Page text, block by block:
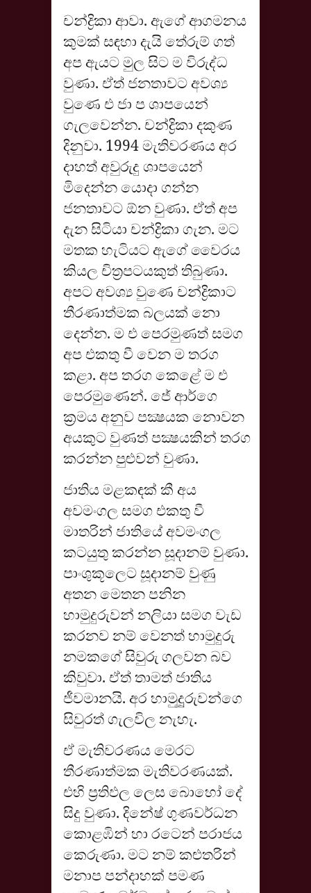
චන්ද්‍රිකා ආවා. ඇගේ ආගමනය
කුමක් සඳහා දැයි තේරුම් ගත්
අප ඇයට මුල සිට ම විරුද්ධ
වුණා. ඒත් ජනතාවට අවශ්‍ය
වුණෙ එ ජා ප ශාපයෙන්
ගැලවෙන්න. චන්ද්‍රිකා දකුණ
දිනුවා. 1994 මැතිවරණය අර
දාහත් අවුරුදු ශාපයෙන්
මිදෙන්න යොදා ගන්න
ජනතාවට ඕන වුණා. ඒත් අප
දැන සිටියා චන්ද්‍රිකා ගැන. මට
මතක හැටියට ඇගේ වෛරය
කියල චිත්‍රපටයකුත් තිබුණා.
අපට අවශ්‍ය වුණෙ චන්ද්‍රිකාට
තීරණාත්මක බලයක් නො
දෙන්න. ම එ පෙරමුණත් සමග
අප එකතු වී වෙන ම තරග
කළා. අප තරග කෙළේ ම එ
පෙරමුණෙන්. ජේ ආර්ගෙ
ක්‍රමය අනුව පක්‍ෂයක නොවන
අයකුට වුණත් පක්‍ෂයකින් තරග
කරන්න පුළුවන් වුණා.
ජාතිය මළකඳක් කී අය
අවමංගල සමග එකතු වී
මාතරින් ජාතියේ අවමංගල
කටයුතු කරන්න සූදානම් වුණා.
පාංශුකූලෙට සූදානම් වුණු
අතන මෙතන පනින
හාමුදුරුවන් නලියා සමග වැඩ
කරනව නම් වෙනත් හාමුදුරු
නමකගේ සිවුරු ගලවන බව
කිවුවා. ඒත් තාමත් ජාතිය
ජීවමානයි. අර හාමුදුූරුවන්ගෙ
සිවුරත් ගැලවිල නැහැ.
ඒ මැතිවරණය මෙරට
තීරණාත්මක මැතිවරණයක්.
එහි ප්‍රතිඵල ලෙස බොහෝ දේ
සිදු වුණා. දිනේෂ් ගුණවර්ධන
කොළඹින් හා රටෙන් පරාජය
කෙරුණා. මට නම් කළුතරින්
මනාප පන්දාහක් පමණ